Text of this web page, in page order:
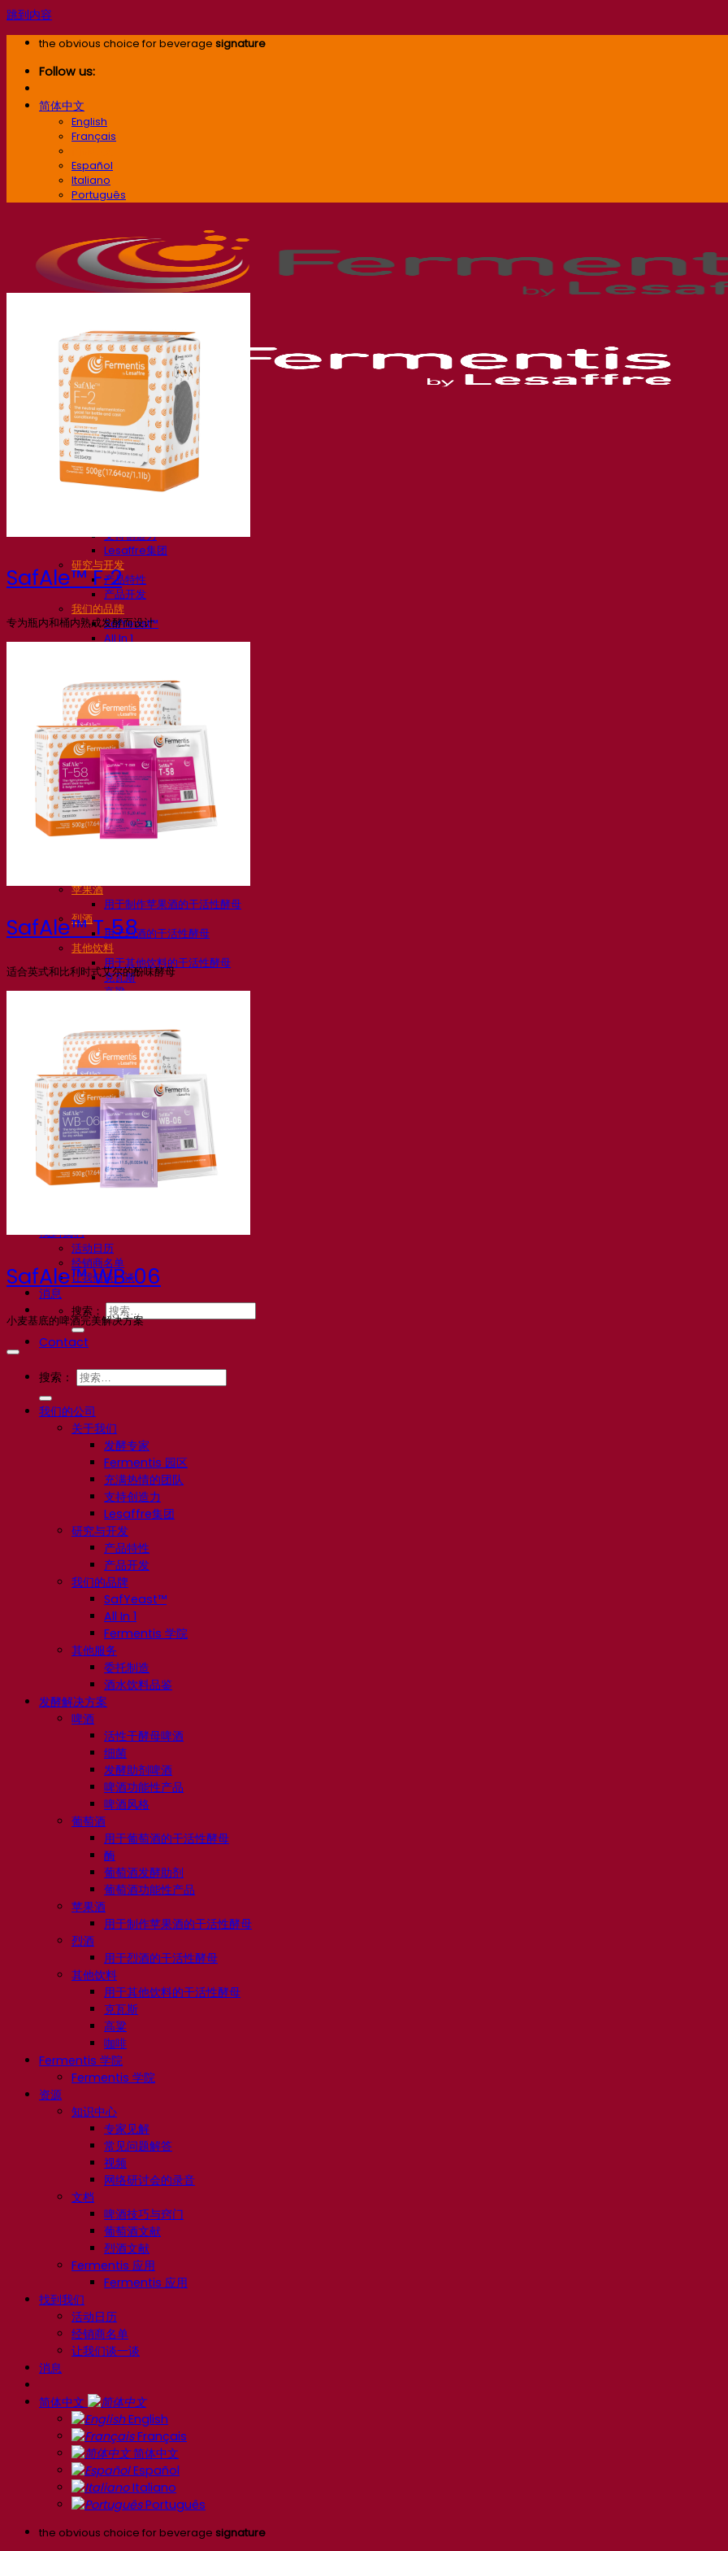
跳到内容
the obvious choice for beverage signature
Follow us:
简体中文
English
Français
Español
Italiano
Português
我们的公司
关于我们
发酵专家
支持创造力
Lesaffre集团
研究与开发
产品特性
产品开发
我们的品牌
SafYeast™
All In 1
委托制造
酒水饮料品鉴
发酵解决方案
啤酒
活性干酵母啤酒
细菌
发酵助剂啤酒
啤酒功能性产品
啤酒风格
葡萄酒
用于葡萄酒的干活性酵母
苹果酒
用于制作苹果酒的干活性酵母
烈酒
用于烈酒的干活性酵母
其他饮料
用于其他饮料的干活性酵母
克瓦斯
高粱
Fermentis 学院
知识中心
专家见解
常见问题解答
视频
网络研讨会的录音
文档
啤酒技巧与窍门
葡萄酒文献
烈酒文献
找到我们
活动日历
经销商名单
让我们谈一谈
消息
搜索：
Contact
SafAle™ F‑2
专为瓶内和桶内熟成发酵而设计
SafAle™ T‑58
适合英式和比利时式艾尔的酚味酵母
SafAle™ WB‑06
小麦基底的啤酒完美解决方案
搜索：
我们的公司
关于我们
发酵专家
Fermentis 园区
充满热情的团队
支持创造力
Lesaffre集团
研究与开发
产品特性
产品开发
我们的品牌
SafYeast™
All In 1
Fermentis 学院
其他服务
委托制造
酒水饮料品鉴
发酵解决方案
啤酒
活性干酵母啤酒
细菌
发酵助剂啤酒
啤酒功能性产品
啤酒风格
葡萄酒
用于葡萄酒的干活性酵母
酶
葡萄酒发酵助剂
葡萄酒功能性产品
苹果酒
用于制作苹果酒的干活性酵母
烈酒
用于烈酒的干活性酵母
其他饮料
用于其他饮料的干活性酵母
克瓦斯
高粱
咖啡
Fermentis 学院
Fermentis 学院
资源
知识中心
专家见解
常见问题解答
视频
网络研讨会的录音
文档
啤酒技巧与窍门
葡萄酒文献
烈酒文献
Fermentis 应用
Fermentis 应用
找到我们
活动日历
经销商名单
让我们谈一谈
消息
简体中文
English
Français
简体中文
Español
Italiano
Português
the obvious choice for beverage signature